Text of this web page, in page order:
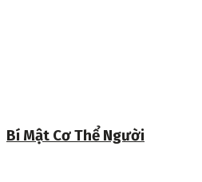
Bí Mật Cơ Thể Người